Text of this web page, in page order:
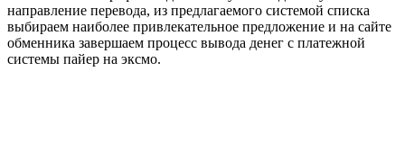
направление перевода, из предлагаемого системой списка
выбираем наиболее привлекательное предложение и на сайте
обменника завершаем процесс вывода денег с платежной
системы пайер на эксмо.